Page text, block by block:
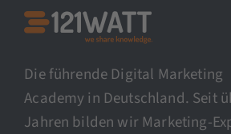
Die führende Digital Marketing
Academy in Deutschland. Seit
Jahren bilden wir Marketing-